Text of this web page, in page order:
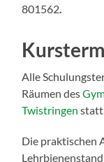
801562.
Alle
Räumen des
Twistringen
Die praktischen